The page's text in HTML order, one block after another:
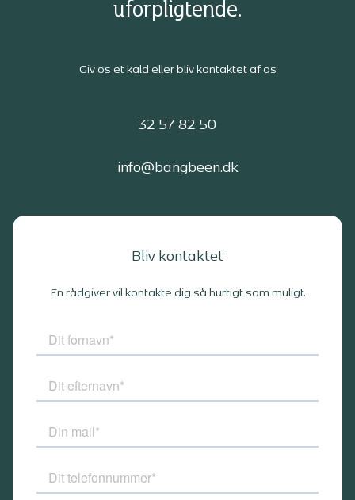
uforpligtende.
Giv os et kald eller bliv kontaktet af os
32 57 82 50
info@bangbeen.dk
Bliv kontaktet
En rådgiver vil kontakte dig så hurtigt som muligt.